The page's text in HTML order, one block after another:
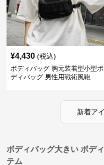
¥4,430 (税込)
ボディバッグ 胸元装着型小型ボ
ディバッグ 男性用戦術風鞄
新着ア
ボディバッグ大きい ボデ
テム